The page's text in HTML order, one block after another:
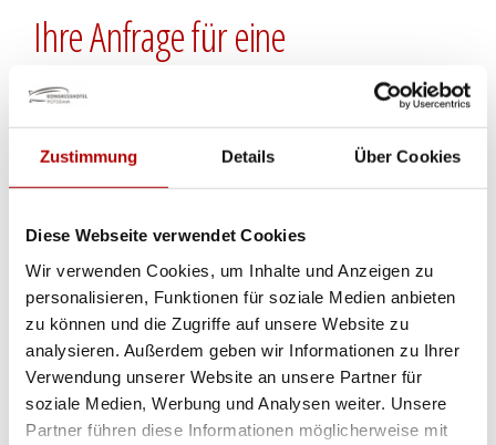
Zustimmung Details Über Cookies
Diese Webseite verwendet Cookies
Wir verwenden Cookies, um Inhalte und Anzeigen zu
personalisieren, Funktionen für soziale Medien anbieten
zu können und die Zugriffe auf unsere Website zu
analysieren. Außerdem geben wir Informationen zu Ihrer
Verwendung unserer Website an unsere Partner für
soziale Medien, Werbung und Analysen weiter. Unsere
Partner führen diese Informationen möglicherweise mit
Ihre Anfrage für eine
Tischreservierung
Gerne reservieren wir für Sie einen Tisch für
unser BBQ in den Sommermonaten oder
mit dem untenstehenden Formular Kontakt
zu uns auf. Wir melden uns dann
schnellstmöglich bei Ihnen und geben
Ihnen Bescheid, ob der von Ihnen
gewünschte Termin verfügbar ist.